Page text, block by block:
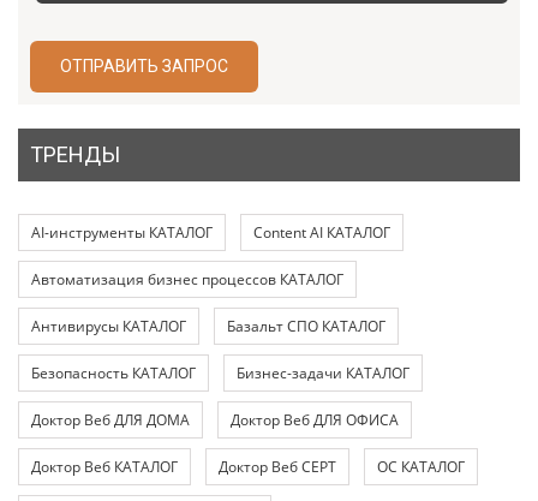
ОТПРАВИТЬ ЗАПРОС
ТРЕНДЫ
AI-инструменты КАТАЛОГ Content AI КАТАЛОГ
Автоматизация бизнес процессов КАТАЛОГ
Антивирусы КАТАЛОГ Базальт СПО КАТАЛОГ
Безопасность КАТАЛОГ Бизнес-задачи КАТАЛОГ
Доктор Веб ДЛЯ ДОМА Доктор Веб ДЛЯ ОФИСА
Доктор Веб КАТАЛОГ Доктор Веб СЕРТ ОС КАТАЛОГ